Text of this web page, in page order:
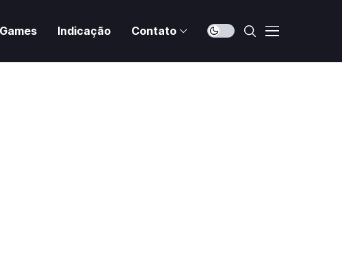
Games Indicação Contato